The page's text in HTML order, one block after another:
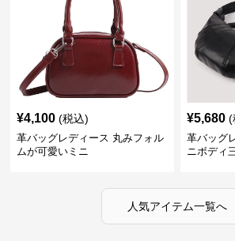
¥4,100 (税込)
革バッグレディース 丸みフォル
ムが可愛いミニ
¥5,680 (
革バッグ
ニボディ
人気アイテム一覧へ